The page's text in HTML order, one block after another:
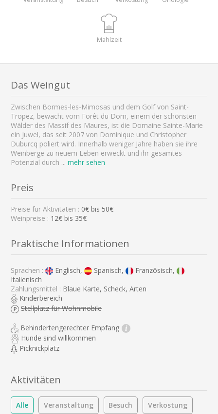
Mahlzeit
Das Weingut
Zwischen Bormes-les-Mimosas und dem Golf von Saint-
Tropez, bewacht vom Forêt du Dom, einem der schönsten
Wälder des Massif des Maures, ist die Domaine Sainte-Marie
ein Juwel, das seit 2007 von Dominique und Christopher
Duburcq poliert wird. Innerhalb weniger Jahre haben sie ihre
Weinberge zu neuem Leben erweckt und ihr gesamtes
Potenzial durch ... mehr sehen
Preis
Preise für Aktivitäten : 0€ bis 50€
Weinpreise : 12€ bis 35€
Praktische Informationen
Sprachen : Englisch, Spanisch,
Französisch,
Italienisch
Zahlungsmittel : Blaue Karte, Scheck, Arten
Kinderbereich
Stellplatz für Wohnmobile
Behindertengerechter Empfang i
Hunde sind willkommen
Picknickplatz
Aktivitäten
Alle Veranstaltung Besuch Verkostung